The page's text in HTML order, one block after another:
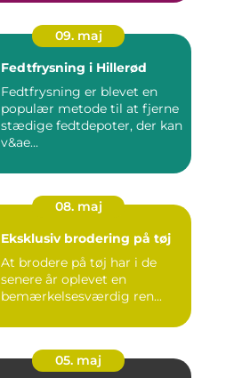
09. maj
Fedtfrysning i Hillerød
Fedtfrysning er blevet en
populær metode til at fjerne
stædige fedtdepoter, der kan
v&ae...
08. maj
Eksklusiv brodering på tøj
At brodere på tøj har i de
senere år oplevet en
bemærkelsesværdig ren...
05. maj